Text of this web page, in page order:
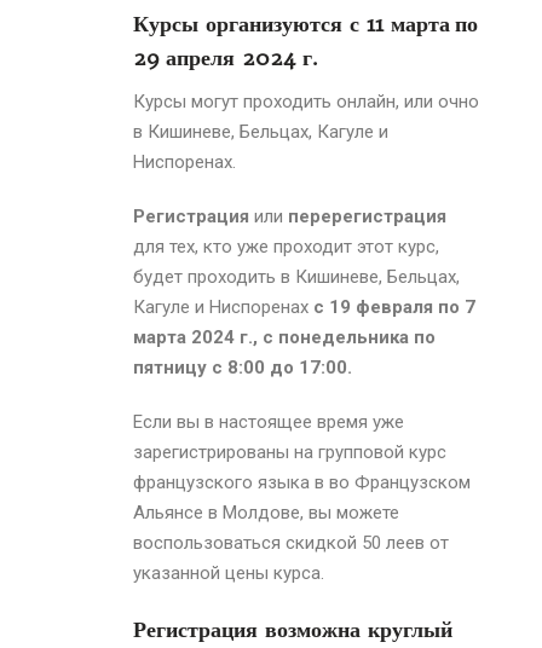
Курсы организуются с 11 мартапо
29 апреля 2024 г.
Курсы могут проходить онлайн, или очно
в Кишиневе, Бельцах, Кагуле и
Ниспоренах.
Регистрация или перерегистрация
для тех, кто уже проходит этот курс,
будет проходить в Кишиневе, Бельцах,
Кагуле и Ниспоренах с 19 февраля по 7
марта 2024 г., с понедельника по
пятницу с 8:00 до 17:00.
Если вы в настоящее время уже
зарегистрированы на групповой курс
французского языка в во Французском
Альянсе в Молдове, вы можете
воспользоваться скидкой 50 леев от
указанной цены курса.
Регистрация возможна круглый